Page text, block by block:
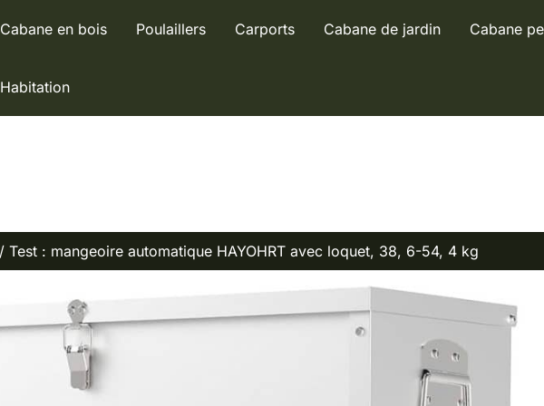
Cabane en bois Poulaillers Carports Cabane de jardin Cabane
Habitation
Test : mangeoire automatique HAYOHRT avec loquet, 38, 6-54, 4 kg